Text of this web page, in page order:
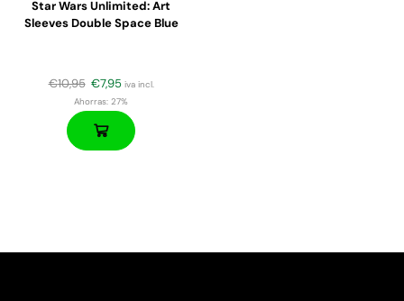
Star Wars Unlimited: Art
Sleeves Double Space Blue
€10,95 €7,95 iva incl.
Ahorras: 27%